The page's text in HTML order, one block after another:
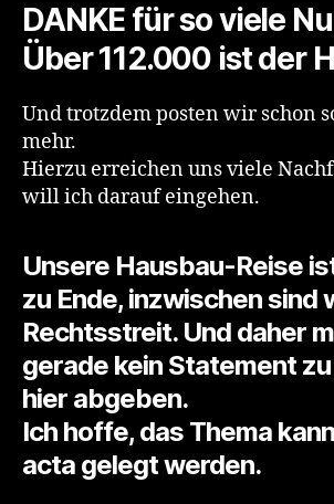
DANKE für so viele
Über 112.000 ist der
Und trotzdem posten wir schon
mehr.
Hierzu erreichen uns viele
will ich darauf eingehen.
Unsere Hausbau-Reise
zu Ende, inzwischen sind
Rechtsstreit. Und daher
gerade kein Statement zu
hier abgeben.
Ich hoffe, das Thema
acta gelegt werden.